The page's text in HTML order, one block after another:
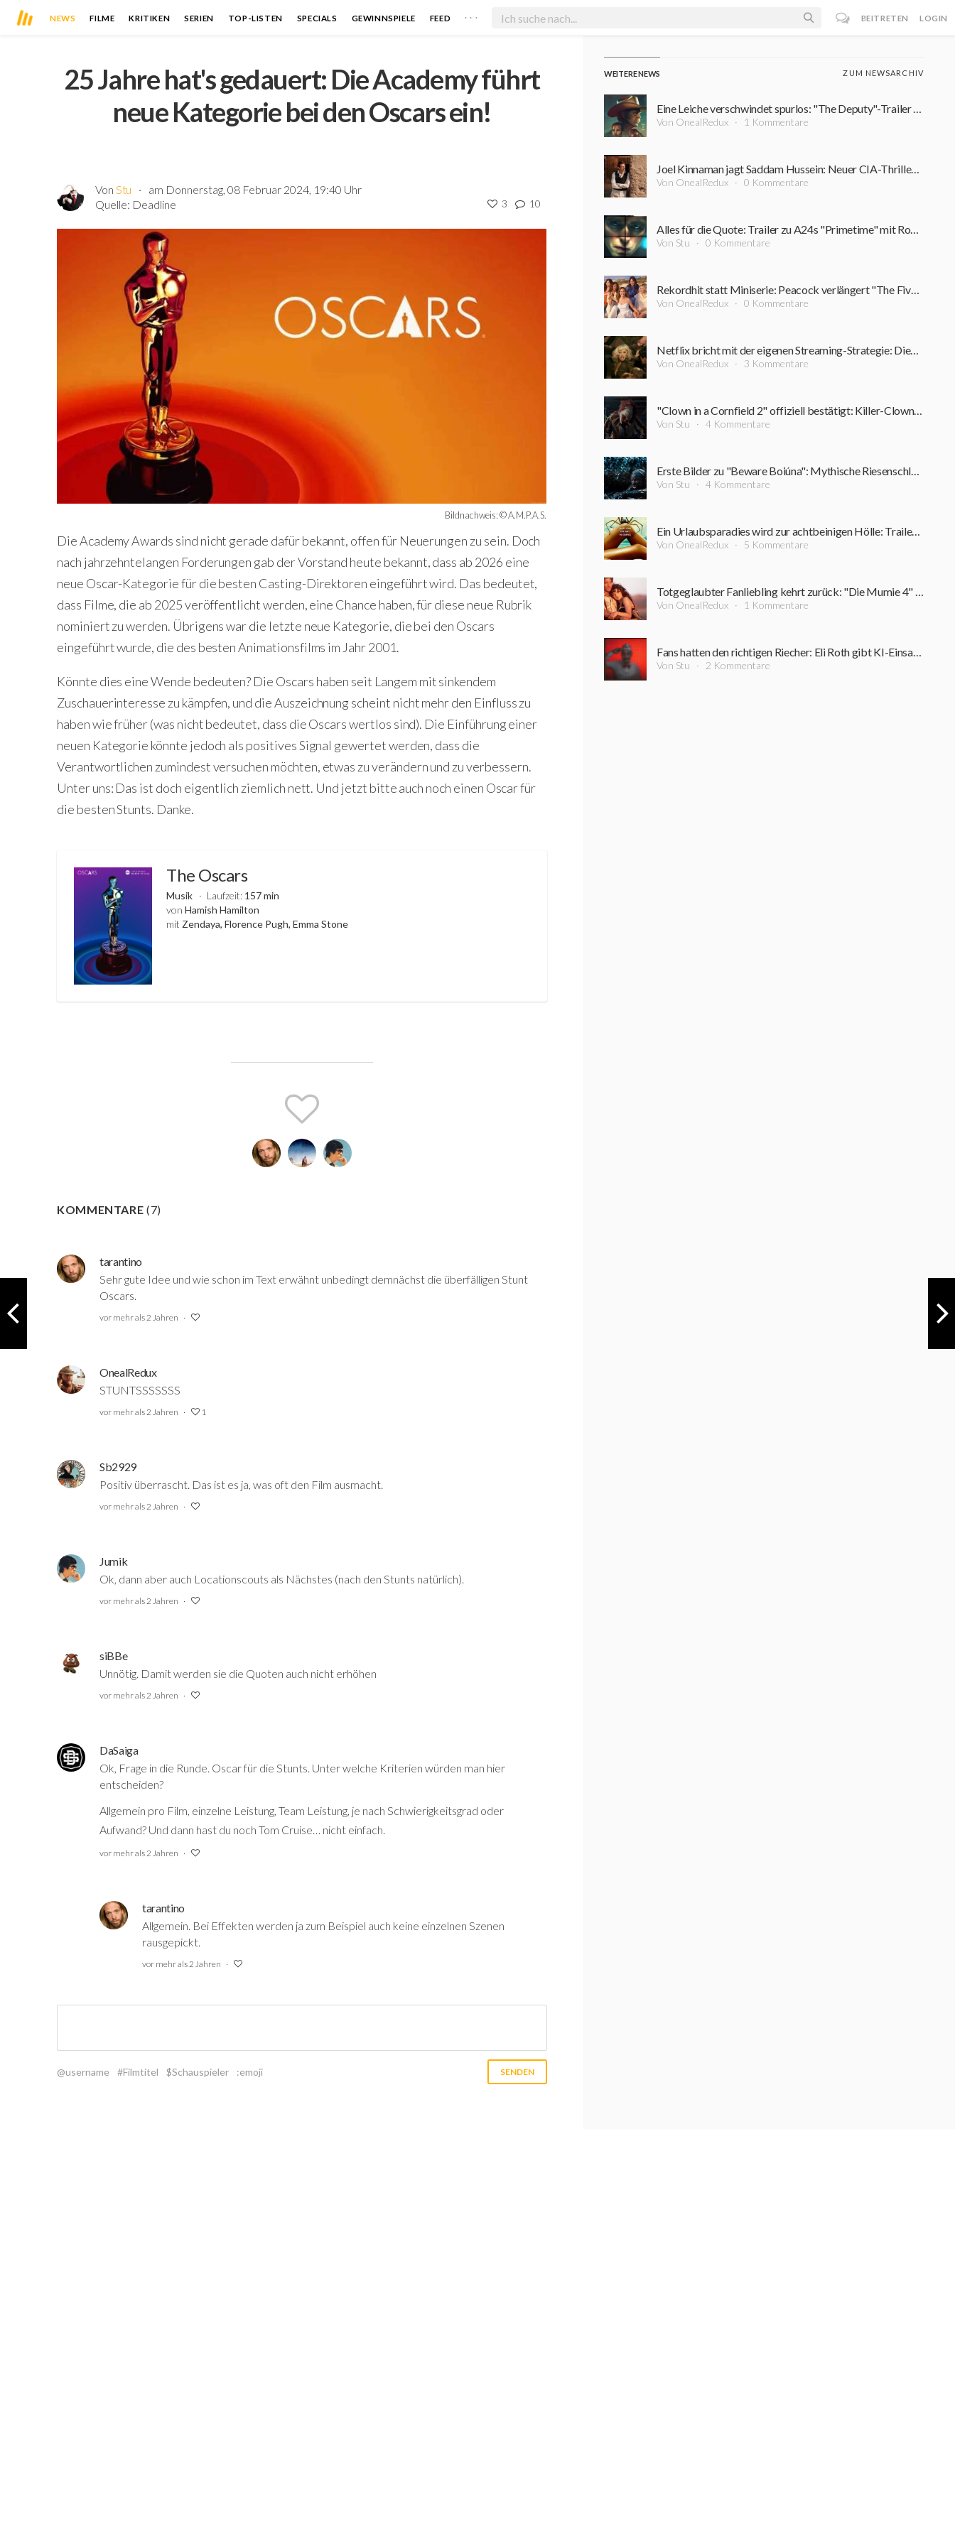
NEWS FILME KRITIKEN SERIEN TOP-LISTEN SPECIALS GEWINNSPIELE FEED . . . BEITRETEN LOGIN
25 Jahre hat's gedauert: Die Academy führt
neue Kategorie bei den Oscars ein!
Von Stu
am Donnerstag, 08 Februar 2024, 19:40 Uhr
Quelle: Deadline 3 10
Bildnachweis: © A.M.P.A.S.
Die Academy Awards sind nicht gerade dafür bekannt, offen für Neuerungen zu sein. Doch
nach jahrzehntelangen Forderungen gab der Vorstand heute bekannt, dass ab 2026 eine
neue Oscar-Kategorie für die besten Casting-Direktoren eingeführt wird. Das bedeutet,
dass Filme, die ab 2025 veröffentlicht werden, eine Chance haben, für diese neue Rubrik
nominiert zu werden. Übrigens war die letzte neue Kategorie, die bei den Oscars
eingeführt wurde, die des besten Animationsfilms im Jahr 2001.
Könnte dies eine Wende bedeuten? Die Oscars haben seit Langem mit sinkendem
Zuschauerinteresse zu kämpfen, und die Auszeichnung scheint nicht mehr den Einfluss zu
haben wie früher (was nicht bedeutet, dass die Oscars wertlos sind). Die Einführung einer
neuen Kategorie könnte jedoch als positives Signal gewertet werden, dass die
Verantwortlichen zumindest versuchen möchten, etwas zu verändern und zu verbessern.
Unter uns: Das ist doch eigentlich ziemlich nett. Und jetzt bitte auch noch einen Oscar für
die besten Stunts. Danke.
The Oscars
Musik Laufzeit: 157 min
von Hamish Hamilton
mit Zendaya, Florence Pugh, Emma Stone
KOMMENTARE(7)
tarantino
Sehr gute Idee und wie schon im Text erwähnt unbedingt demnächst die überfälligen Stunt
Oscars.
vor mehr als 2 Jahren
OnealRedux
STUNTSSSSSSS
vor mehr als 2 Jahren 1
Sb2929
Positiv überrascht. Das ist es ja, was oft den Film ausmacht.
vor mehr als 2 Jahren
Jumik
Ok, dann aber auch Locationscouts als Nächstes (nach den Stunts natürlich).
vor mehr als 2 Jahren
siBBe
Unnötig. Damit werden sie die Quoten auch nicht erhöhen
vor mehr als 2 Jahren
DaSaiga
Ok, Frage in die Runde. Oscar für die Stunts. Unter welche Kriterien würden man hier
entscheiden?
Allgemein pro Film, einzelne Leistung, Team Leistung, je nach Schwierigkeitsgrad oder
Aufwand? Und dann hast du noch Tom Cruise… nicht einfach.
vor mehr als 2 Jahren
tarantino
Allgemein. Bei Effekten werden ja zum Beispiel auch keine einzelnen Szenen
rausgepickt.
vor mehr als 2 Jahren
@username #Filmtitel $Schauspieler :emoji
WEITERE NEWS ZUM NEWSARCHIV
Eine Leiche verschwindet spurlos: "The Deputy"-Trailer führt in einen Sumpf aus Korruption und Verbrechen
Von OnealRedux 1 Kommentare
Joel Kinnaman jagt Saddam Hussein: Neuer CIA-Thriller startet bereits im September
Von OnealRedux 0 Kommentare
Alles für die Quote: Trailer zu A24s "Primetime" mit Robert Pattinson ist online
Von Stu 0 Kommentare
Rekordhit statt Miniserie: Peacock verlängert "The Five-Star Weekend" überraschend um Staffel 2
Von OnealRedux 0 Kommentare
Netflix bricht mit der eigenen Streaming-Strategie: Dieser Film bleibt rekordverdächtig lange im Kino
Von OnealRedux 3 Kommentare
"Clown in a Cornfield 2" offiziell bestätigt: Killer-Clown kehrt zurück
Von Stu 4 Kommentare
Erste Bilder zu "Beware Boiúna": Mythische Riesenschlange macht den Amazonas zum Albtraum
Von Stu 4 Kommentare
Ein Urlaubsparadies wird zur achtbeinigen Hölle: Trailer zum neuen Horrorfilm vom "Triangle"-Regisseur
Von OnealRedux 5 Kommentare
Totgeglaubter Fanliebling kehrt zurück: "Die Mumie 4" holt weitere Stars der Originalfilme an Bord
Von OnealRedux 1 Kommentare
Fans hatten den richtigen Riecher: Eli Roth gibt KI-Einsatz in seinem neuen Horrorfilm zu
Von Stu 2 Kommentare